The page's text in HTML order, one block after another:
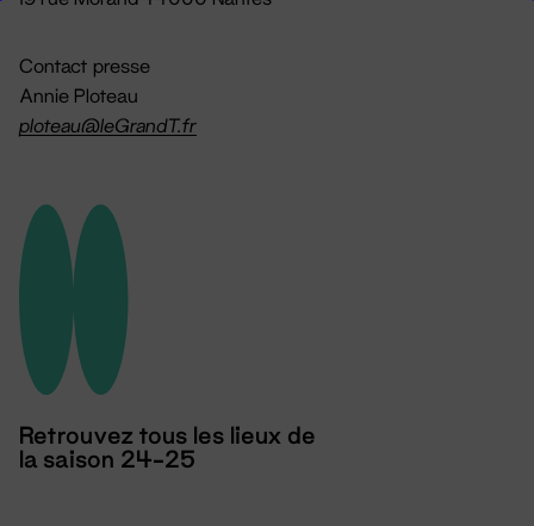
Contact presse
Annie Ploteau
ploteau@leGrandT.fr
Retrouvez tous les lieux de
la saison 24-25